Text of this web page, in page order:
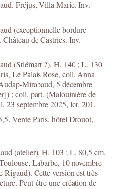
Fréjus, Villa Marie. Inv.
(exceptionnelle bordure
de Castries. Inv.
(Stiémart ?), H. 140 ; L. 130
Le Palais Rose, coll. Anna
Mirabaud, 5 décembre
; coll. part. (Malouinière de
23 septembre 2025, lot. 201.
Vente Paris, hôtel Drouot,
(atelier). H. 103 ; L. 80,5 cm.
Labarbe, 10 novembre
Rigaud). Cette version est très
Peut-être une création de